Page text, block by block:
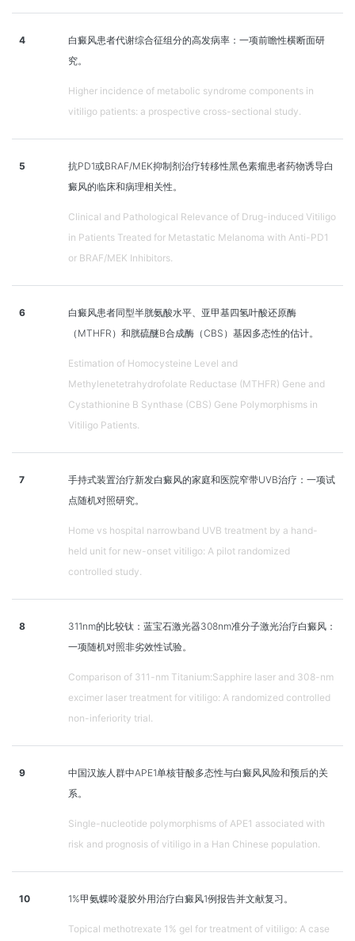
4
白癜风患者代谢综合征组分的高发病率：一项前瞻性横断面研
究。
Higher incidence of metabolic syndrome components in
vitiligo patients: a prospective cross-sectional study.
5
抗PD1或BRAF/MEK抑制剂治疗转移性黑色素瘤患者药物诱导白
癜风的临床和病理相关性。
Clinical and Pathological Relevance of Drug-induced Vitiligo
in Patients Treated for Metastatic Melanoma with Anti-PD1
or BRAF/MEK Inhibitors.
6
白癜风患者同型半胱氨酸水平、亚甲基四氢叶酸还原酶
（MTHFR）和胱硫醚B合成酶（CBS）基因多态性的估计。
Estimation of Homocysteine Level and
Methylenetetrahydrofolate Reductase (MTHFR) Gene and
Cystathionine B Synthase (CBS) Gene Polymorphisms in
Vitiligo Patients.
7
手持式装置治疗新发白癜风的家庭和医院窄带UVB治疗：一项试
点随机对照研究。
Home vs hospital narrowband UVB treatment by a hand-
held unit for new-onset vitiligo: A pilot randomized
controlled study.
8
311nm的比较钛：蓝宝石激光器308nm准分子激光治疗白癜风：
一项随机对照非劣效性试验。
Comparison of 311-nm Titanium:Sapphire laser and 308-nm
excimer laser treatment for vitiligo: A randomized controlled
non-inferiority trial.
9
中国汉族人群中APE1单核苷酸多态性与白癜风风险和预后的关
系。
Single-nucleotide polymorphisms of APE1 associated with
risk and prognosis of vitiligo in a Han Chinese population.
10 1%甲氨蝶呤凝胶外用治疗白癜风1例报告并文献复习。
Topical methotrexate 1% gel for treatment of vitiligo: A case